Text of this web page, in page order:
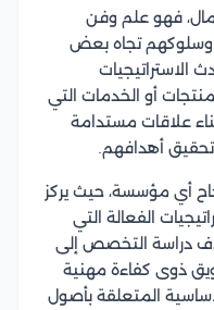
فهو علم وفن
وسلوكهم تجاه بعض
الاستراتيجيات
أو الخدمات التي
علاقات مستدامة
أهدافهم.
أي مؤسسة، حيث يركز
الفعالة التي
دراسة التخصص إلى
ذوى كفاءة مهنية
المتعلقة بأصول